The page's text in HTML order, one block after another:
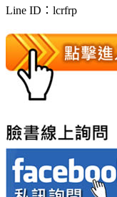
Line ID：lcrfrp